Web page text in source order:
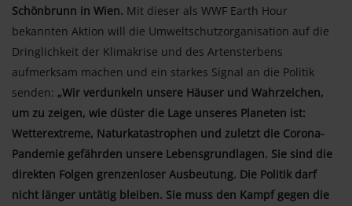
Schönbrunn in Wien. Mit dieser als WWF Earth Hour
bekannten Aktion will die Umweltschutzorganisation auf die
Dringlichkeit der Klimakrise und des Artensterbens
aufmerksam machen und ein starkes Signal an die Politik
senden: „Wir verdunkeln unsere Häuser und Wahrzeichen,
um zu zeigen, wie düster die Lage unseres Planeten ist:
Wetterextreme, Naturkatastrophen und zuletzt die Corona-
Pandemie gefährden unsere Lebensgrundlagen. Sie sind die
direkten Folgen grenzenloser Ausbeutung. Die Politik darf
nicht länger untätig bleiben. Sie muss den Kampf gegen die